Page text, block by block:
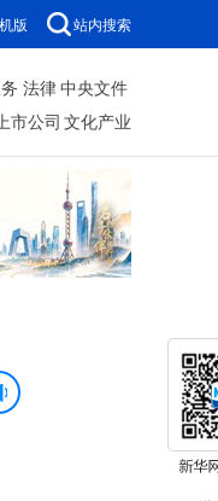
版 站内搜索
法律中央文件
市公司 文化产业